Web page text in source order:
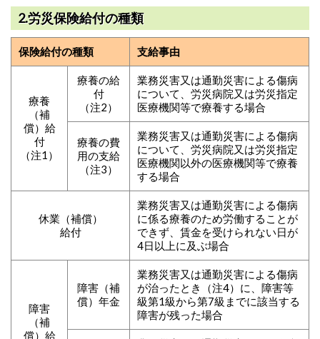
2.労災保険給付の種類
保険給付の種類 支給事由
療養
（補
償）給
付
（注1）
療養の給
付
（注2）
業務災害又は通勤災害による傷病
について、労災病院又は労災指定
医療機関等で療養する場合
療養の費
用の支給
（注3）
業務災害又は通勤災害による傷病
について、労災病院又は労災指定
医療機関以外の医療機関等で療養
する場合
休業（補償）
給付
業務災害又は通勤災害による傷病
に係る療養のため労働することが
できず、賃金を受けられない日が
4日以上に及ぶ場合
障害
（補
償）給
障害（補
償）年金
業務災害又は通勤災害による傷病
が治ったとき（注4）に、障害等
級第1級から第7級までに該当する
障害が残った場合